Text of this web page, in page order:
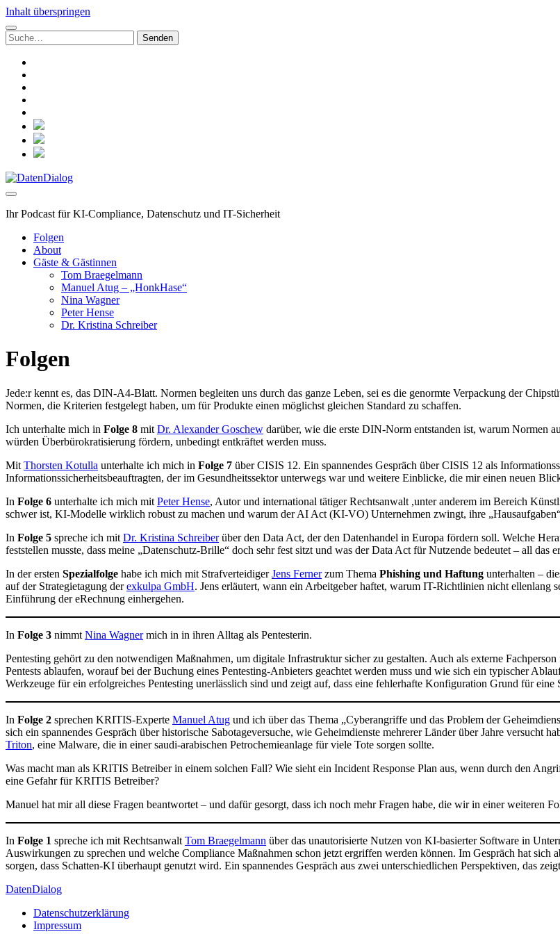
Inhalt überspringen
Suchen
nach:
social_icon_custom_1
social_icon_custom_2
social_icon_custom_3
DatenDialog
Ihr Podcast für KI-Compliance, Datenschutz und IT-Sicherheit
Folgen
About
Gäste & Gästinnen
Tom Braegelmann
Manuel Atug – „HonkHase“
Nina Wagner
Peter Hense
Dr. Kristina Schreiber
Folgen
Jede:r kennt es, das DIN-A4-Blatt. Normen begleiten uns durch das ganze Leben, sei es die genormte Verpackung der
Normen, die Kriterien festgelegt haben, um für Produkte einen möglichst gleichen Standard zu schaffen.
Ich unterhalte mich in Folge 8 mit Dr. Alexander Goschew darüber, wie die erste DIN-Norm entstanden ist, warum Normen
würden Überbürokratisierung fördern, unbedingt entkräftet werden muss.
Mit Thorsten Kotulla unterhalte ich mich in Folge 7 über CISIS 12. Ein spannendes Gespräch über CISIS 12 als
Informationssicherheitsbeauftragten, der im Gesundheitssektor unterwegs war und weitere Einblicke, die mir einen neuen
In Folge 6 unterhalte ich mich mit Peter Hense, Autor und international tätiger Rechtsanwalt ,unter anderem im Bereich
schwer ist, KI-Modelle wirklich robust zu machen und warum der AI Act (KI-VO) Unternehmen zwingt, ihre
In Folge 5 spreche ich mit Dr. Kristina Schreiberüber den Data Act, der den Datenhandel in Europa fördern soll. Welche
feststellen musste, dass meine „Datenschutz-Brille“ doch sehr fest sitzt und was der Data Act für Nutzende bedeutet – all das
In der ersten Spezialfolge habe ich mich mit StrafverteidigerJens Fernerzum Thema Phishing und Haftung unterhalten –
auf der Strategietagung derexkulpa GmbH. Jens erläutert, wann ein Arbeitgeber haftet, warum IT-Richtlinien nicht ellenlang
Einführung der eRechnung einhergehen.
In Folge 3 nimmt Nina Wagnermich in in ihren Alltag als Pentesterin.
Pentesting gehört zu den notwendigen Maßnahmen, um digitale Infrastruktur sicher zu gestalten. Auch als externe
Pentests ablaufen, worauf bei der Buchung eines Pentesting-Anbieters geachtet werden muss und wie sich ein typischer
Werkzeuge für ein erfolgreiches Pentesting unerlässlich sind und zeigt auf, dass eine fehlerhafte Konfiguration Grund für eine
In Folge 2 sprechen KRITIS-Experte Manuel Atug und ich über das Thema „Cyberangriffe und das Problem der
sich ein spannendes Gespräch über historische Sabotageversuche, wie Geheimdienste mehrerer Länder über Jahre versucht
Triton, eine Malware, die in einer saudi-arabischen Petrochemieanlage für viele Tote sorgen sollte.
Was macht man als KRITIS Betreiber in einem solchen Fall? Wie sieht ein Incident Response Plan aus, wenn durch den
eine Gefahr für KRITIS Betreiber?
Manuel hat mir all diese Fragen beantwortet – und dafür gesorgt, dass ich noch mehr Fragen habe, die wir in einer weiteren
In Folge 1 spreche ich mit Rechtsanwalt Tom Braegelmann über das unautorisierte Nutzen von KI-basierter Software in
Auswirkungen zu sprechen und welche Compliance Maßnahmen schon jetzt ergriffen werden können. Im Gespräch hat sich
sorgen, dass Schatten-KI überhaupt genutzt wird. Ein spannendes Gespräch aus zwei unterschiedlichen Perspektiven, das
DatenDialog
Datenschutzerklärung
Impressum